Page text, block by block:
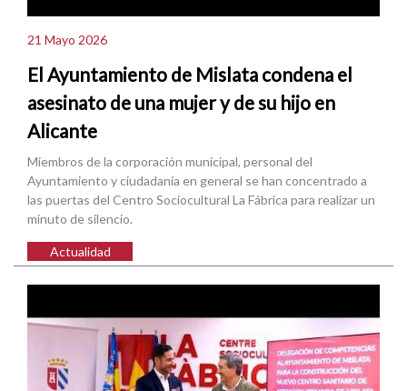
21 Mayo 2026
El Ayuntamiento de Mislata condena el
asesinato de una mujer y de su hijo en
Alicante
Miembros de la corporación municipal, personal del
Ayuntamiento y ciudadanía en general se han concentrado a
las puertas del Centro Sociocultural La Fábrica para realizar un
minuto de silencio.
Actualidad